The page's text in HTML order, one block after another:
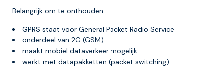
Belangrijk om te onthouden:
GPRS staat voor General Packet Radio Service
onderdeel van 2G (GSM)
maakt mobiel dataverkeer mogelijk
werkt met datapakketten (packet switching)